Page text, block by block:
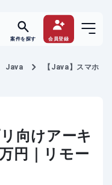
案件を探す 会員登録
Java
【Java】スマホ
向けアーキ
円｜リモー